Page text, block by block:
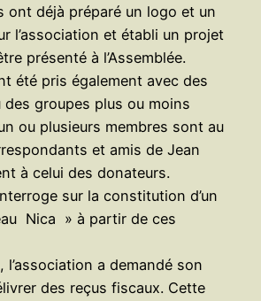
ont déjà préparé un logo et un
l’association et établi un projet
présenté à l’Assemblée.
été pris également avec des
groupes plus ou moins
ou plusieurs membres sont au
et amis de Jean
à celui des donateurs.
sur la constitution d’un
Nica » à partir de ces
l’association a demandé son
des reçus fiscaux. Cette